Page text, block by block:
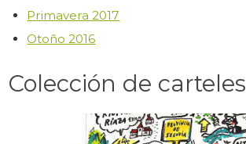
Primavera 2017
Otoño 2016
Colección de carteles